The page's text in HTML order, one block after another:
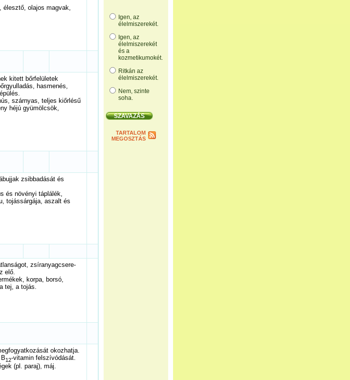
Igen, az
élelmiszerekét.
Igen, az
élelmiszerekét
és a
kozmetikumokét.
Ritkán az
élelmiszerekét.
Nem, szinte
soha.
TARTALOM
MEGOSZTÁS
élesztő, olajos magvak,
kitett bőrfelületek
hasmenés,
szárnyas, teljes kiőrlésű
héjú gyümölcsök,
zsibbadását és
és növényi táplálék,
tojássárgája, aszalt és
zsíranyagcsere-
elő.
korpa, borsó,
tej, a tojás.
okozhatja.
12-vitamin felszívódását.
(pl. paraj), máj.